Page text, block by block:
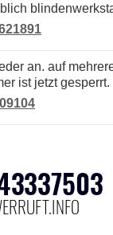
ist jetzt gesperrt.